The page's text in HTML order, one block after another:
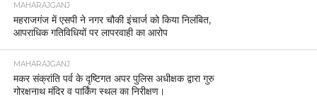
MAHARAJGANJ
महराजगंज में एसपी ने नगर चौकी इंचार्ज को किया निलंबित,
आपराधिक गतिविधियों पर लापरवाही का आरोप
MAHARAJGANJ
मकर संक्रांति पर्व के दृष्टिगत अपर पुलिस अधीक्षक द्वारा गुरु
गोरक्षनाथ मंदिर व पार्किंग स्थल का निरीक्षण।